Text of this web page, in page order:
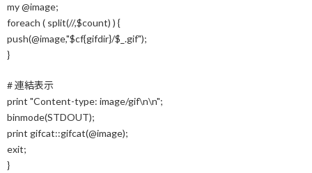
my @image;
foreach ( split(//,$count) ) {
push(@image,"$cf{gifdir}/$_.gif");
}
# 連結表示
print "Content-type: image/gif\n\n";
binmode(STDOUT);
print gifcat::gifcat(@image);
exit;
}